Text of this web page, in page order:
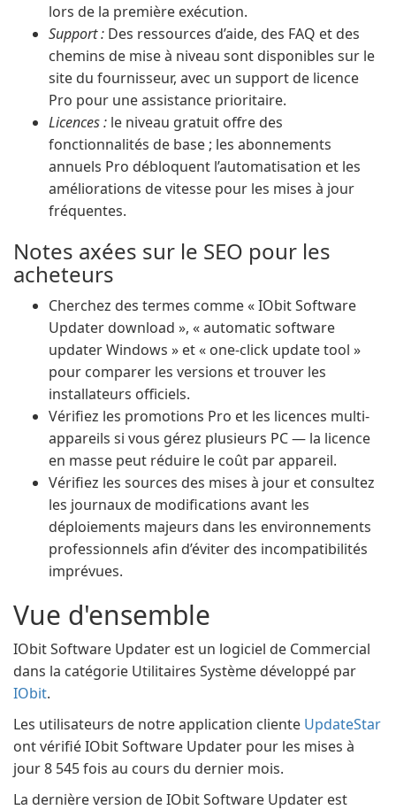
lors de la première exécution.
Support : Des ressources d’aide, des FAQ et des
chemins de mise à niveau sont disponibles sur le
site du fournisseur, avec un support de licence
Pro pour une assistance prioritaire.
Licences : le niveau gratuit offre des
fonctionnalités de base ; les abonnements
annuels Pro débloquent l’automatisation et les
améliorations de vitesse pour les mises à jour
fréquentes.
Notes axées sur le SEO pour les
acheteurs
Cherchez des termes comme « IObit Software
Updater download », « automatic software
updater Windows » et « one-click update tool »
pour comparer les versions et trouver les
installateurs officiels.
Vérifiez les promotions Pro et les licences multi-
appareils si vous gérez plusieurs PC — la licence
en masse peut réduire le coût par appareil.
Vérifiez les sources des mises à jour et consultez
les journaux de modifications avant les
déploiements majeurs dans les environnements
professionnels afin d’éviter des incompatibilités
imprévues.
Vue d'ensemble
IObit Software Updater est un logiciel de Commercial
dans la catégorie Utilitaires Système développé par
IObit.
Les utilisateurs de notre application cliente UpdateStar
ont vérifié IObit Software Updater pour les mises à
jour 8 545 fois au cours du dernier mois.
La dernière version de IObit Software Updater est